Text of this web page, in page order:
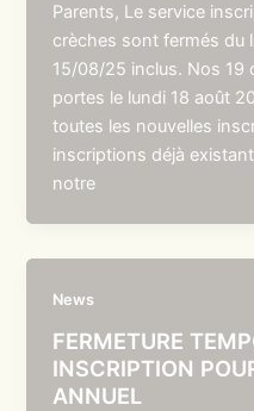
Parents, Le service
crèches sont fermés du
15/08/25 inclus. Nos 19
portes le lundi 18 août
toutes les nouvelles
inscriptions déjà
notre
News
FERMETURE
INSCRIPTION
ANNUEL